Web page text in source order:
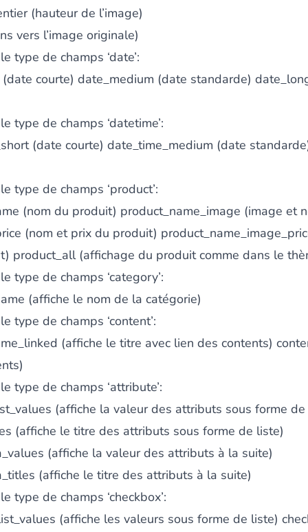
(hauteur de l’image)
vers l’image originale)
type de champs ‘date’:
courte) date_medium (date standarde)
type de champs ‘datetime’:
(date courte) date_time_medium (date
type de champs ‘product’:
(nom du produit) product_name_image (image et
(nom et prix du produit)
product_all (affichage du produit comme dans le
type de champs ‘category’:
(affiche le nom de la catégorie)
type de champs ‘content’:
(affiche le titre avec lien des contents)
type de champs ‘attribute’:
(affiche la valeur des attributs sous forme
(affiche le titre des attributs sous forme de liste)
(affiche la valeur des attributs à la suite)
(affiche le titre des attributs à la suite)
type de champs ‘checkbox’:
(affiche les valeurs sous forme de liste)